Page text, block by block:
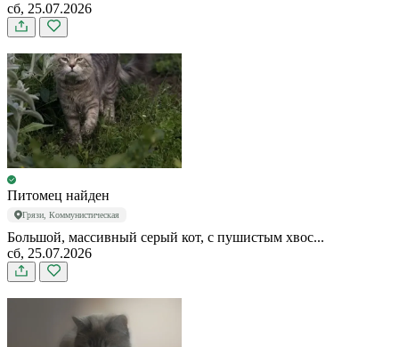
сб, 25.07.2026
Питомец найден
Грязи, Коммунистическая
Большой, массивный серый кот, с пушистым хвос...
сб, 25.07.2026